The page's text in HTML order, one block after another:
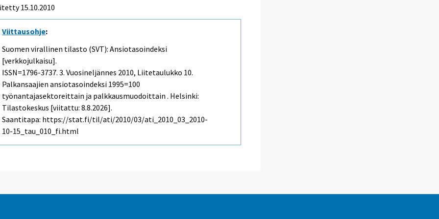
15.10.2010
Viittausohje:
Suomen virallinen tilasto (SVT): Ansiotasoindeksi
[verkkojulkaisu].
ISSN=1796-3737.3. Vuosineljännes 2010, Liitetaulukko 10.
Palkansaajien ansiotasoindeksi 1995=100
työnantajasektoreittain ja palkkausmuodoittain . Helsinki:
Tilastokeskus [viitattu: 8.8.2026].
Saantitapa: https://stat.fi/til/ati/2010/03/ati_2010_03_2010-
10-15_tau_010_fi.html